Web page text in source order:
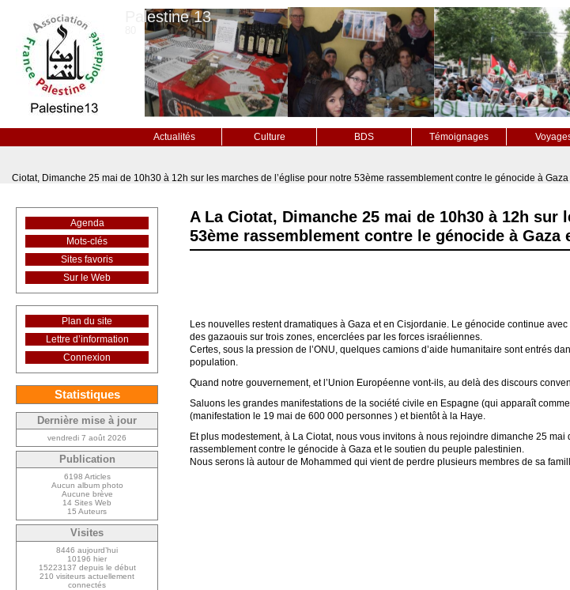
Palestine 13
Actualités Culture BDS Témoignages
Ciotat, Dimanche 25 mai de 10h30 à 12h sur les marches de l’église pour notre 53ème rassemblement contre le génocide à
A La Ciotat, Dimanche 25 mai de 10h30 à 12h sur
53ème rassemblement contre le génocide à
Les nouvelles restent dramatiques à Gaza et en Cisjordanie. Le génocide continue
des gazaouis sur trois zones, encerclées par les forces israéliennes.
Certes, sous la pression de l’ONU, quelques camions d’aide humanitaire sont entrés
population.
Quand notre gouvernement, et l’Union Européenne vont-ils, au delà des discours
Saluons les grandes manifestations de la société civile en Espagne (qui apparaît
(manifestation le 19 mai de 600 000 personnes ) et bientôt à la Haye.
Et plus modestement, à La Ciotat, nous vous invitons à nous rejoindre dimanche 25
rassemblement contre le génocide à Gaza et le soutien du peuple palestinien.
Nous serons là autour de Mohammed qui vient de perdre plusieurs membres de sa
Agenda
Mots-clés
Sites favoris
Sur le Web
Plan du site
Lettre d’information
Connexion
Statistiques
Dernière mise à jour
vendredi 7 août 2026
Publication
6198 Articles
Aucun album photo
Aucune brève
14 Sites Web
15 Auteurs
Visites
8446 aujourd’hui
10196 hier
15223137 depuis le début
210 visiteurs actuellement
connectés